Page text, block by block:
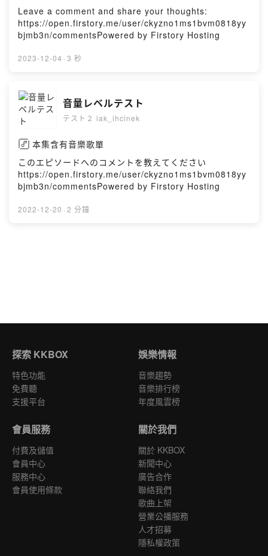
Leave a comment and share your thoughts:
https://open.firstory.me/user/ckyzno1ms1bvm0818yy
bjmb3n/commentsPowered by Firstory Hosting
2023-12-04 · 3 秒
音量レベルテスト
テスト２ iak_ihcinek
本集含有音樂歌單
このエピソードへのコメントを教えてください
https://open.firstory.me/user/ckyzno1ms1bvm0818yy
bjmb3n/commentsPowered by Firstory Hosting
2022-12-20 · 2 分鐘
探索 KKBOX
特色功能
免費聽
支援平台
娛樂情報
音樂趨勢
音樂排行榜
年度風雲榜
會員服務
付費及儲值
會員中心
服務中心
會員使用條款
關於我們
關於 KKBOX
新聞中心
廣告合作
聯絡我們
歌曲上架
營業公播服務
人才招募
隱私權政策